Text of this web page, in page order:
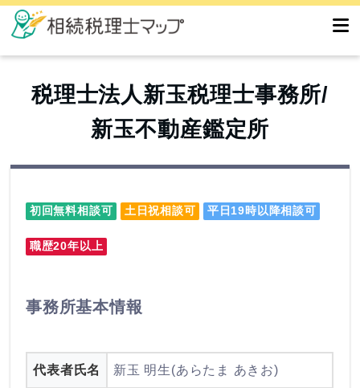
税理士法人新玉税理士事務所/
新玉不動産鑑定所
初回無料相談可 土日祝相談可 平日19時以降相談可
職歴20年以上
事務所基本情報
代表者氏名 新玉 明生(あらたま あきお)